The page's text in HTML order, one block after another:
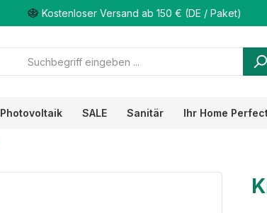
Kostenloser Versand ab 150 € (DE / Paket)
Photovoltaik SALE Sanitär Ihr Home